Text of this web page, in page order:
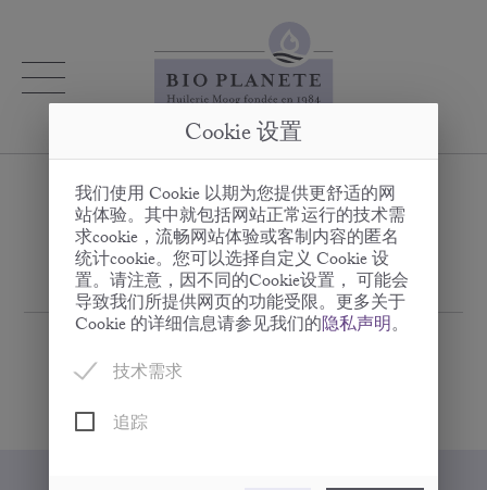
Cookie 设置
我们使用 Cookie 以期为您提供更舒适的网
站体验。其中就包括网站正常运行的技术需
求cookie，流畅网站体验或客制内容的匿名
统计cookie。您可以选择自定义 Cookie 设
置。请注意，因不同的Cookie设置， 可能会
导致我们所提供网页的功能受限。更多关于
Cookie 的详细信息请参见我们的隐私声明。
技术需求
追踪
您的电子邮件地址已被激活